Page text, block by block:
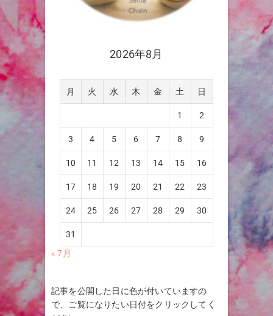
2026年8月
月 火 水 木 金 土 日
1 2
3 4 5 6 7 8 9
10 11 12 13 14 15 16
17 18 19 20 21 22 23
24 25 26 27 28 29 30
31
« 7月
記事を公開した日に色が付いていますの
で、ご覧になりたい日付をクリックしてく